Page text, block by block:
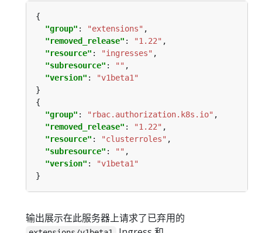
"group" : "extensions"
"removed_release" : "1.22"
"resource" : "ingresses"
"subresource" : ""
"version" :
"v1beta1"
"group" : "rbac.authorization.k8s.io"
"removed_release" : "1.22"
"resource" : "clusterroles"
"subresource" : ""
"version" :
"v1beta1"
输出展示在此服务器上请求了已弃用的